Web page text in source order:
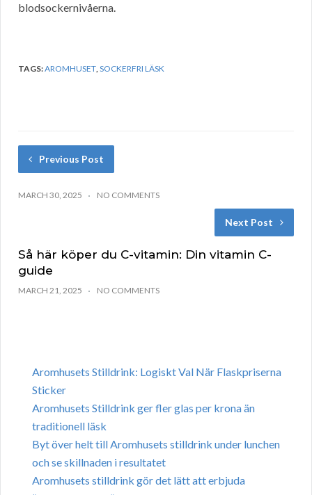
blodsockernivåerna.
TAGS:AROMHUSET,SOCKERFRI LÄSK
Previous Post
MARCH 30, 2025 NO COMMENTS
Next Post
Så här köper du C-vitamin: Din vitamin C-
guide
MARCH 21, 2025 NO COMMENTS
Aromhusets Stilldrink: Logiskt Val När Flaskpriserna
Sticker
Aromhusets Stilldrink ger fler glas per krona än
traditionell läsk
Byt över helt till Aromhusets stilldrink under lunchen
och se skillnaden i resultatet
Aromhusets stilldrink gör det lätt att erbjuda